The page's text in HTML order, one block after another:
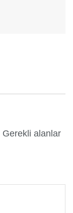
Gerekli alanlar